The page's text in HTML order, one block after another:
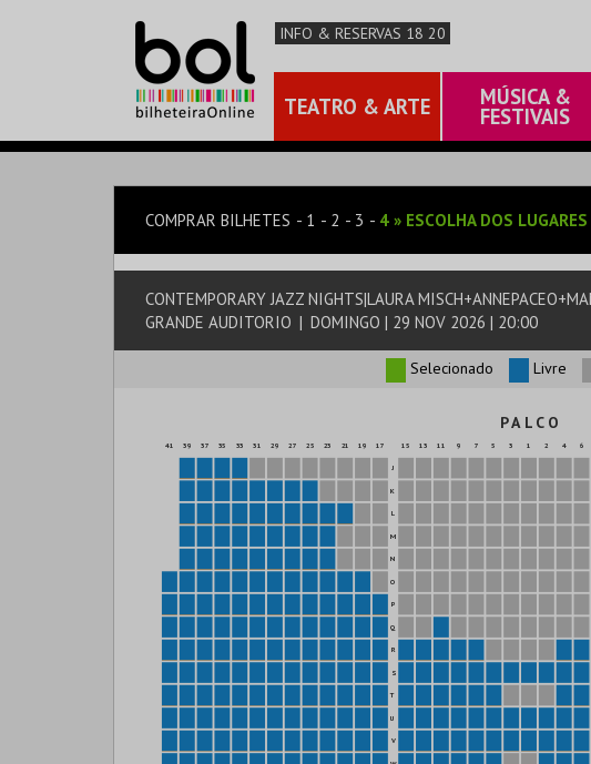
INFO & RESERVAS 18 20
TEATRO & ARTE MÚSICA &
FESTIVAIS
COMPRAR BILHETES 1 2 3 4 » ESCOLHA DOS LUGARES
CONTEMPORARY JAZZ NIGHTS|LAURA
GRANDE AUDITORIO | DOMINGO | 29 NOV 2026 | 20:00
Selecionado Livre
P A L C O
41 39 37 35 33 31 29 27 25 23 21 19 17 15 13 11 9 7 5 3 1 2 4 6
J
K
L
M
N
O
P
Q
R
S
T
U
V